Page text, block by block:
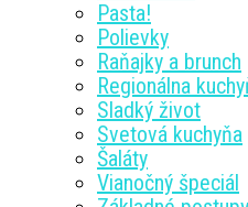
Pasta!
Polievky
Raňajky a brunch
Regionálna
Sladký život
Svetová kuchyňa
Šaláty
Vianočný špeciál